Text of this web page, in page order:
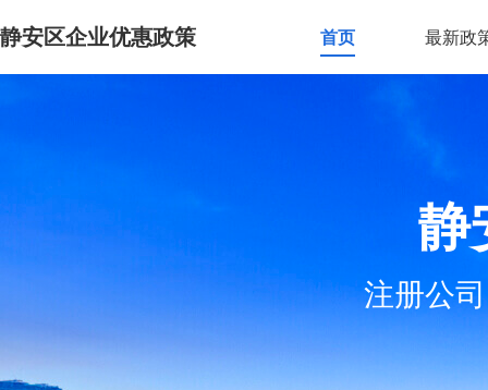
静安区企业优惠政策 首页 最新政
静
注册公